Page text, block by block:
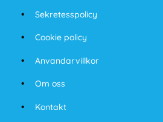
Sekretesspolicy
Cookie policy
Anvandarvillkor
Om oss
Kontakt